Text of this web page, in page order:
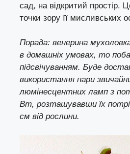
сад, на відкритий простір.
точки зору її мисливських
Порада: венерина
в домашніх умовах, то
підсвічуванням. Буде
використання пари
люмінесцентних ламп з
Вт, розташувавши їх
см від рослини.